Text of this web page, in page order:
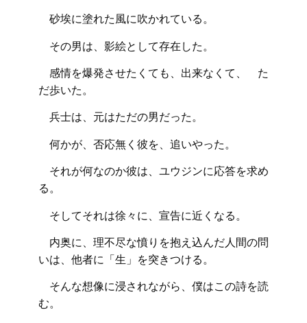
砂埃に塗れた風に吹かれている。
その男は、影絵として存在した。
感情を爆発させたくても、出来なくて、 た
だ歩いた。
兵士は、元はただの男だった。
何かが、否応無く彼を、追いやった。
それが何なのか彼は、ユウジンに応答を求め
る。
そしてそれは徐々に、宣告に近くなる。
内奥に、理不尽な憤りを抱え込んだ人間の問
いは、他者に「生」を突きつける。
そんな想像に浸されながら、僕はこの詩を読
む。